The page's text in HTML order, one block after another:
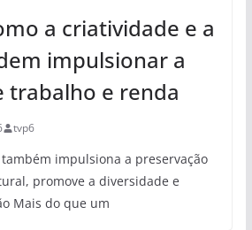
a criatividade e a
impulsionar a
trabalho e renda
tvp6
impulsiona a preservação
promove a diversidade e
Mais do que um